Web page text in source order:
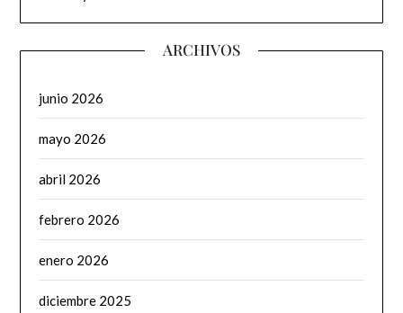
ARCHIVOS
junio 2026
mayo 2026
abril 2026
febrero 2026
enero 2026
diciembre 2025